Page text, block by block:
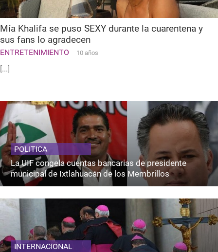
Mía Khalifa se puso SEXY durante la cuarentena y
sus fans lo agradecen
ENTRETENIMIENTO 10 años
[...]
POLITICA
La UIF congela cuentas bancarias de presidente
municipal de Ixtlahuacán de los Membrillos
INTERNACIONAL